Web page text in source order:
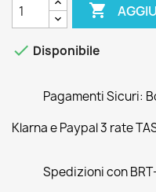

 Disponibile
Pagamenti Sicuri:
Klarna e Paypal 3 rate
Spedizioni con